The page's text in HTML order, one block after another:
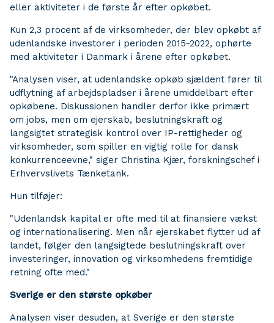
eller aktiviteter i de første år efter opkøbet.
Kun 2,3 procent af de virksomheder, der blev opkøbt af
udenlandske investorer i perioden 2015-2022, ophørte
med aktiviteter i Danmark i årene efter opkøbet.
"Analysen viser, at udenlandske opkøb sjældent fører til
udflytning af arbejdspladser i årene umiddelbart efter
opkøbene. Diskussionen handler derfor ikke primært
om jobs, men om ejerskab, beslutningskraft og
langsigtet strategisk kontrol over IP-rettigheder og
virksomheder, som spiller en vigtig rolle for dansk
konkurrenceevne," siger Christina Kjær, forskningschef i
Erhvervslivets Tænketank.
Hun tilføjer:
"Udenlandsk kapital er ofte med til at finansiere vækst
og internationalisering. Men når ejerskabet flytter ud af
landet, følger den langsigtede beslutningskraft over
investeringer, innovation og virksomhedens fremtidige
retning ofte med."
Sverige er den største opkøber
Analysen viser desuden, at Sverige er den største